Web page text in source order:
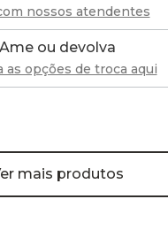
nossos atendentes
Ame ou devolva
as opções de troca aqui
mais produtos